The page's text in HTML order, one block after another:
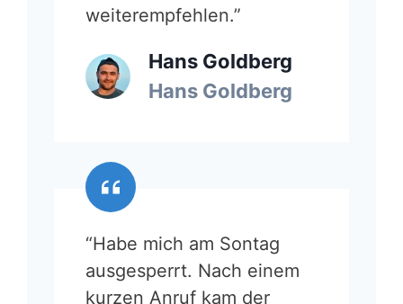
weiterempfehlen.”
Hans Goldberg
Hans Goldberg
“Habe mich am Sontag
ausgesperrt. Nach einem
kurzen Anruf kam der